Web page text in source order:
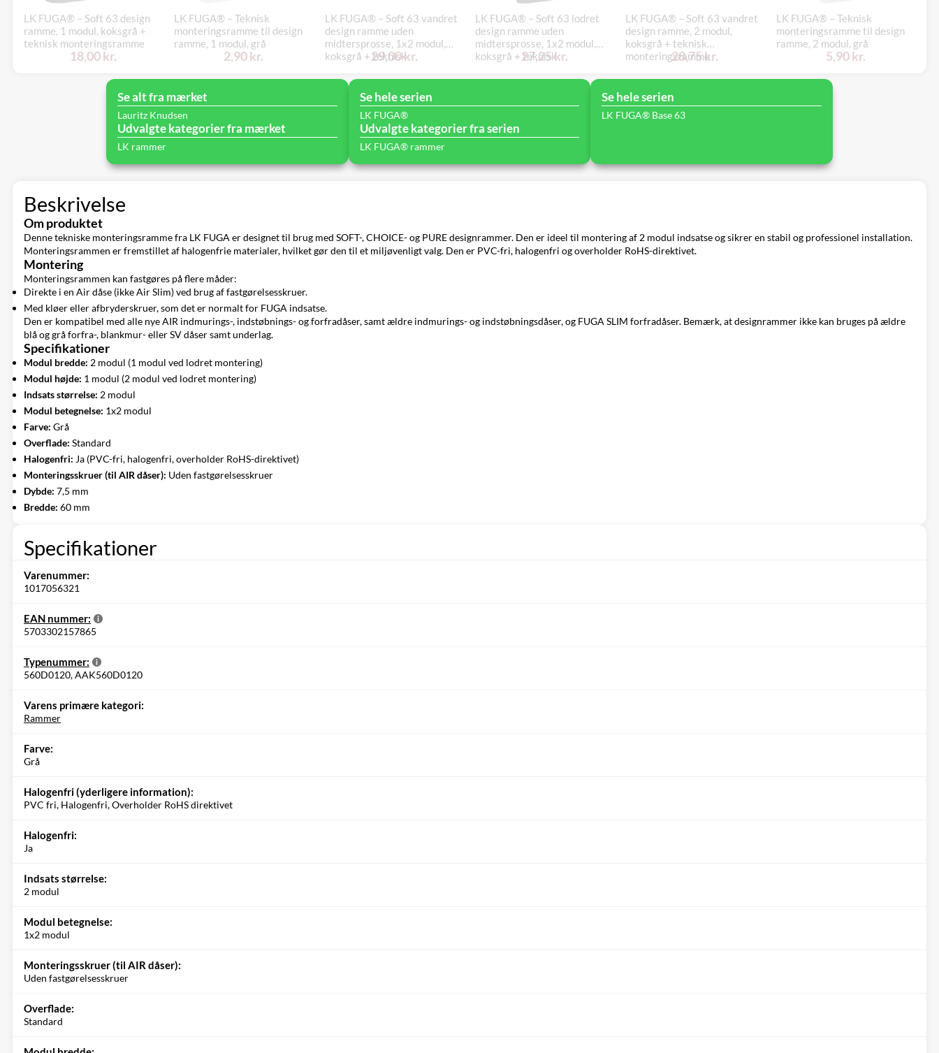
LK FUGA® – Soft 63 design
ramme, 1 modul, koksgrå +
teknisk monteringsramme
18,00 kr.
LK FUGA® – Teknisk
monteringsramme til design
ramme, 1 modul, grå
2,90 kr.
LK FUGA® – Soft 63 vandret
design ramme uden
midtersprosse, 1x2 modul,
koksgrå + teknisk
29,00 kr.
LK FUGA® – Soft 63 lodret
design ramme uden
midtersprosse, 1x2 modul,
koksgrå + teknisk
27,25 kr.
LK FUGA® – Soft 63 vandret
design ramme, 2 modul,
koksgrå + teknisk
monteringsramme
28,75 kr.
LK FUGA® – Teknisk
monteringsramme til design
ramme, 2 modul, grå
5,90 kr.
Se alt fra mærket
Lauritz Knudsen
Udvalgte kategorier fra mærket
LK rammer
Se hele serien
LK FUGA®
Udvalgte kategorier fra serien
LK FUGA® rammer
Se hele serien
LK FUGA® Base 63
Beskrivelse
Om produktet
Denne tekniske monteringsramme fra LK FUGA er designet til brug med SOFT-, CHOICE- og PURE designrammer. Den er ideel til montering af 2 modul indsatse og sikrer en stabil og professionel installation.
Monteringsrammen er fremstillet af halogenfrie materialer, hvilket gør den til et miljøvenligt valg. Den er PVC-fri, halogenfri og overholder RoHS-direktivet.
Montering
Monteringsrammen kan fastgøres på flere måder:
Direkte i en Air dåse (ikke Air Slim) ved brug af fastgørelsesskruer.
Med kløer eller afbryderskruer, som det er normalt for FUGA indsatse.
Den er kompatibel med alle nye AIR indmurings-, indstøbnings- og forfradåser, samt ældre indmurings- og indstøbningsdåser, og FUGA SLIM forfradåser. Bemærk, at designrammer ikke kan bruges på ældre
blå og grå forfra-, blankmur- eller SV dåser samt underlag.
Specifikationer
Modul bredde: 2 modul (1 modul ved lodret montering)
Modul højde: 1 modul (2 modul ved lodret montering)
Indsats størrelse: 2 modul
Modul betegnelse: 1x2 modul
Farve: Grå
Overflade: Standard
Halogenfri: Ja (PVC-fri, halogenfri, overholder RoHS-direktivet)
Monteringsskruer (til AIR dåser): Uden fastgørelsesskruer
Dybde: 7,5 mm
Bredde: 60 mm
Specifikationer
Varenummer:
1017056321
EAN nummer:
5703302157865
Typenummer:
560D0120, AAK560D0120
Varens primære kategori:
Rammer
Farve:
Grå
Halogenfri (yderligere information):
PVC fri, Halogenfri, Overholder RoHS direktivet
Halogenfri:
Ja
Indsats størrelse:
2 modul
Modul betegnelse:
1x2 modul
Monteringsskruer (til AIR dåser):
Uden fastgørelsesskruer
Overflade:
Standard